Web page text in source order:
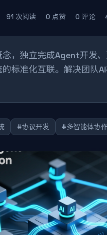
91 次阅读 0 点赞 0 评论
，独立完成Agent开发
标准化互联。解决团队
#协议开发 #多智能体协作